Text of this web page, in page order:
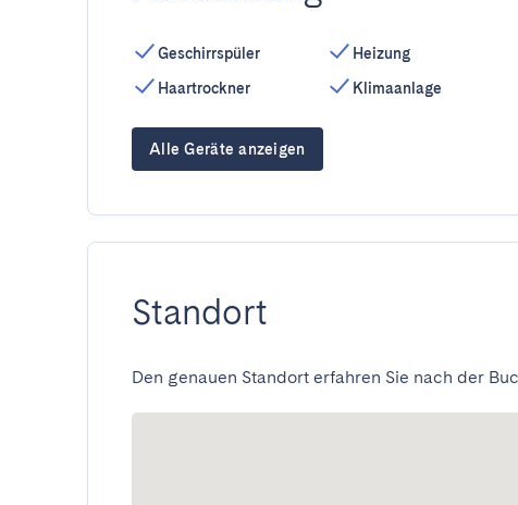
Geschirrspüler
Haartrockner
Heizung
Klimaanlage
Alle Geräte anzeigen
Standort
Den genauen Standort erfahren Sie nach der